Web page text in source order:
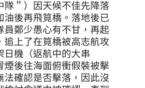
隊＂）因天候不佳先降落
油後再飛筧橋。落地後已
員鄭少愚心有不甘，再起
追上了在筧橋被高志航攻
日機（返航中的大串
煙後往海面俯衝假裝被擊
法確認是否擊落，因此沒